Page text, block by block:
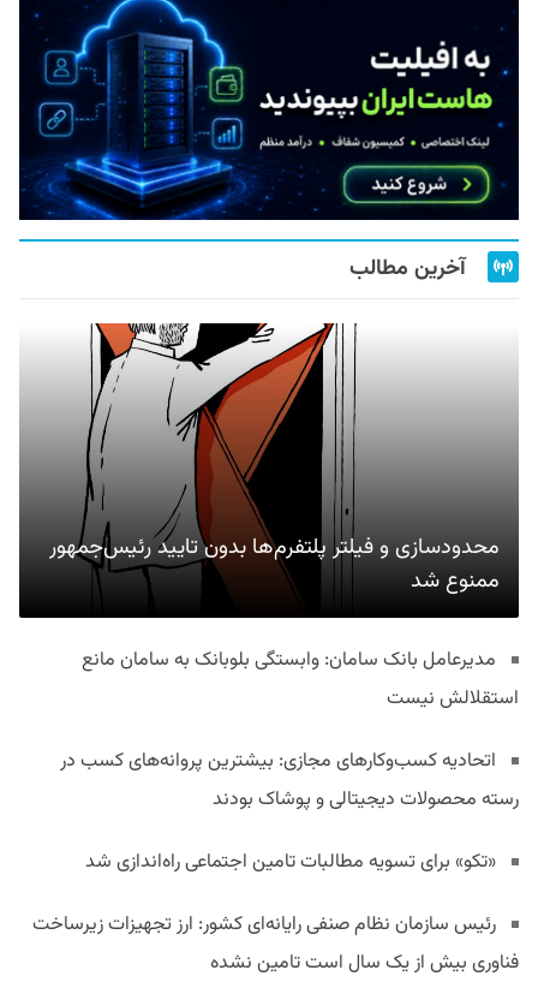
آخرین مطالب
محدودسازی و فیلتر پلتفرم‌ها بدون تایید رئیس‌جمهور
ممنوع شد
مدیرعامل بانک سامان: وابستگی بلوبانک به سامان مانع
استقلالش نیست
اتحادیه کسب‌وکارهای مجازی: بیشترین پروانه‌های کسب در
رسته محصولات دیجیتالی و پوشاک بودند
«تکو» برای تسویه مطالبات تامین اجتماعی راه‌اندازی شد
رئیس سازمان نظام صنفی رایانه‌ای کشور: ارز تجهیزات زیرساخت
فناوری بیش از یک سال است تامین نشده